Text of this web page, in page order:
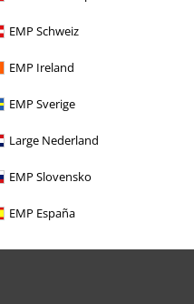
EMP Schweiz
EMP Ireland
EMP Sverige
Large Nederland
EMP Slovensko
EMP España
Spendenbeitrag beinhalten,
erreichbar von 08:00 Uhr bis